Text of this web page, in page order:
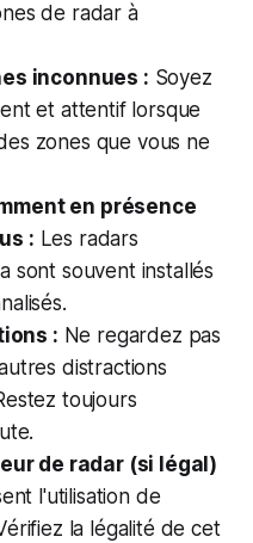
de radar à
inconnues : Soyez
et attentif lorsque
zones que vous ne
en présence
: Les radars
sont souvent installés
: Ne regardez pas
distractions
toujours
de radar (si légal)
l'utilisation de
la légalité de cet